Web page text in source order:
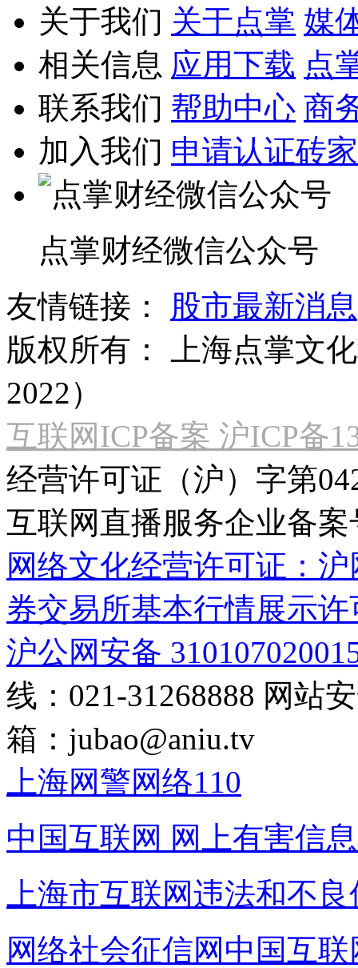
关于我们 关于点掌 媒
相关信息 应用下载 点
联系我们 帮助中心 商
加入我们 申请认证砖家
点掌财经微信公众号
友情链接：
股市最新消息
版权所有：
上海点掌文
2022）
互联网ICP备案 沪ICP备
经营许可证（沪）字第
互联网直播服务企业备案
网络文化经营许可证：
券交易所基本行情展示许
沪公网安备
线：021-31268888 网站
箱： jubao@aniu.tv
上海网警网络110
中国互联网 网上有害信
上海市互联网违法和不
网络社会征信网 中国互